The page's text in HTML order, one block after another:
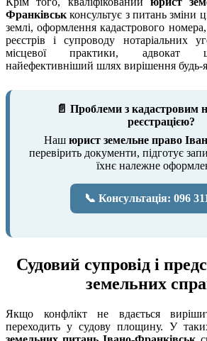
Франківськ консультує з питань зміни
землі, оформлення кадастрового
реєстрів і супроводу нотаріальних
місцевої практики, адвокат
найефективніший шлях вирішення будь-
📄 Проблеми з кадастровим
реєстрацією?
Наш юрист земельне право
перевірить документи, підготує
їхнє належне
📞 Консультація: 096
Судовий супровід і
земельних
Якщо конфлікт не вдається
переходить у судову площину. У